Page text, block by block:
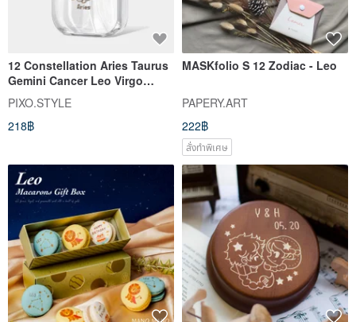
12 Constellation Aries Taurus
Gemini Cancer Leo Virgo
Alcohol Bottle Spray Can 037
PIXO.STYLE
218฿
MASKfolio S 12 Zodiac - Leo
PAPERY.ART
222฿
สั่งทำพิเศษ